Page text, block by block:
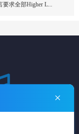
求全部Higher L...
×